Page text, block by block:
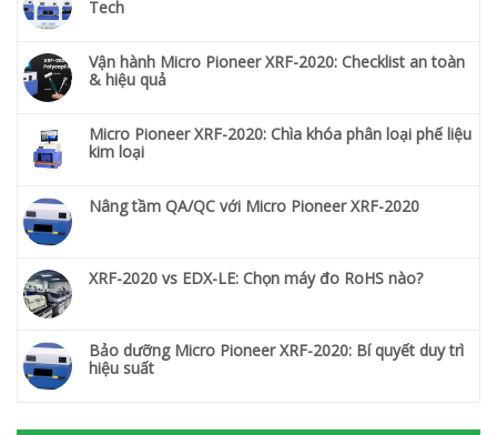
Tech
Vận hành Micro Pioneer XRF-2020: Checklist an toàn
& hiệu quả
Micro Pioneer XRF-2020: Chìa khóa phân loại phế liệu
kim loại
Nâng tầm QA/QC với Micro Pioneer XRF-2020
XRF-2020 vs EDX-LE: Chọn máy đo RoHS nào?
Bảo dưỡng Micro Pioneer XRF-2020: Bí quyết duy trì
hiệu suất